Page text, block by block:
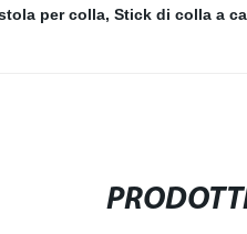
per colla, Stick di colla a